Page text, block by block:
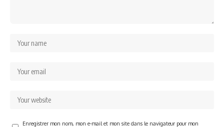
Enregistrer mon nom, mon e-mail et mon site dans le navigateur pour mon